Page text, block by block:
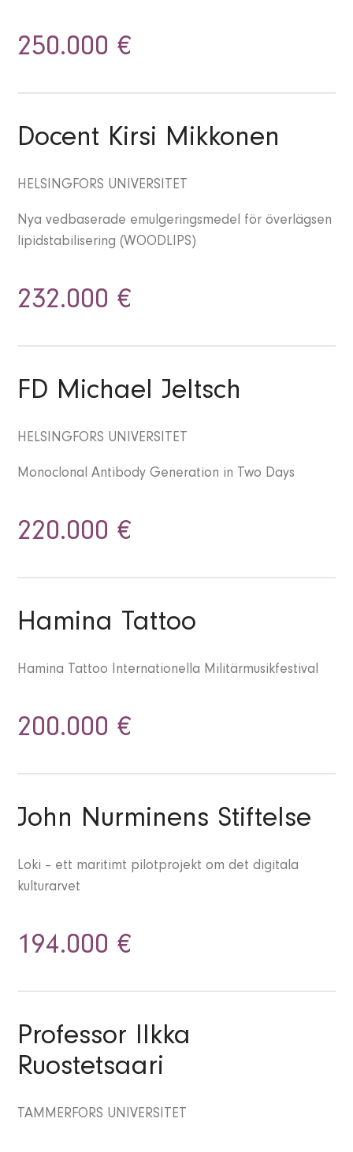
250.000 €
Docent Kirsi Mikkonen
HELSINGFORS UNIVERSITET
Nya vedbaserade emulgeringsmedel för överlägsen
lipidstabilisering (WOODLIPS)
232.000 €
FD Michael Jeltsch
HELSINGFORS UNIVERSITET
Monoclonal Antibody Generation in Two Days
220.000 €
Hamina Tattoo
Hamina Tattoo Internationella Militärmusikfestival
200.000 €
John Nurminens Stiftelse
Loki – ett maritimt pilotprojekt om det digitala
kulturarvet
194.000 €
Professor Ilkka
Ruostetsaari
TAMMERFORS UNIVERSITET